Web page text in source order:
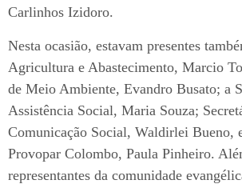
Carlinhos Izidoro.
Nesta ocasião, estavam presentes
Agricultura e Abastecimento, Marcio
de Meio Ambiente, Evandro Busato; a
Assistência Social, Maria Souza;
Comunicação Social, Waldirlei Bueno,
Provopar Colombo, Paula Pinheiro.
representantes da comunidade